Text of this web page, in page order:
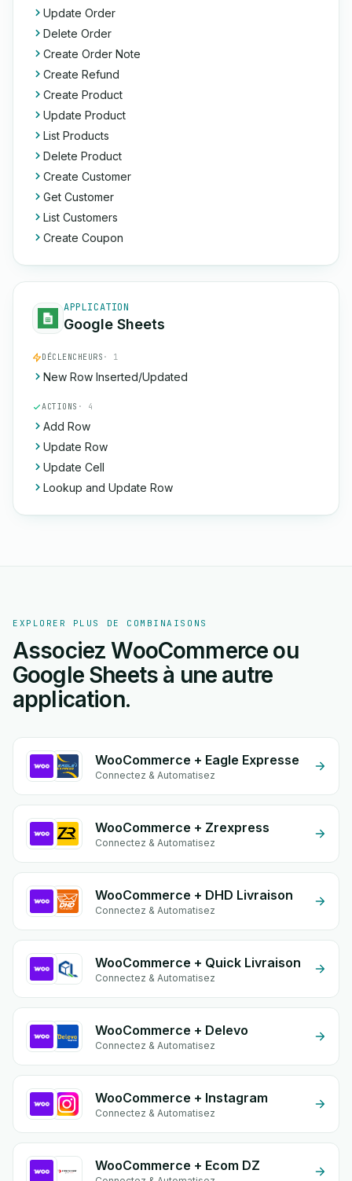
Update Order
Delete Order
Create Order Note
Create Refund
Create Product
Update Product
List Products
Delete Product
Create Customer
Get Customer
List Customers
Create Coupon
APPLICATION
Google Sheets
DÉCLENCHEURS · 1
New Row Inserted/Updated
ACTIONS · 4
Add Row
Update Row
Update Cell
Lookup and Update Row
EXPLORER PLUS DE COMBINAISONS
Associez WooCommerce ou
Google Sheets à une autre
application.
WooCommerce + Eagle Expresse
Connectez & Automatisez
WooCommerce + Zrexpress
Connectez & Automatisez
WooCommerce + DHD Livraison
Connectez & Automatisez
WooCommerce + Quick Livraison
Connectez & Automatisez
WooCommerce + Delevo
Connectez & Automatisez
WooCommerce + Instagram
Connectez & Automatisez
WooCommerce + Ecom DZ